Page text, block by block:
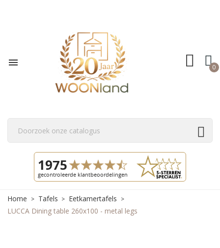
 0
Home Tafels
Eetkamertafels
LUCCA Dining table 260x100 - metal legs